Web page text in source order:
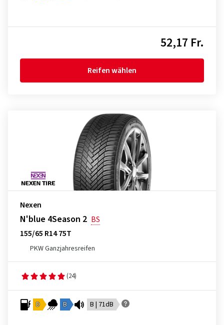
52,17 Fr.
Reifen wählen
Nexen
N'blue 4Season 2 BS
155/65 R14 75T
PKW Ganzjahresreifen
(24)
D B B | 71dB